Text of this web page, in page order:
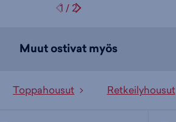
1 / 2
Muut ostivat myös
Toppahousut Retkeilyhousut